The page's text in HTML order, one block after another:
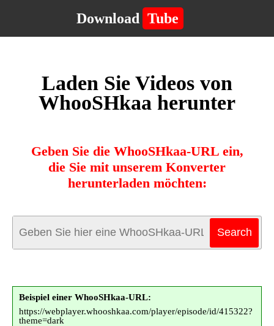
Download Tube
Laden Sie Videos von
WhooSHkaa herunter
Geben Sie die WhooSHkaa-URL ein,
die Sie mit unserem Konverter
herunterladen möchten:
Beispiel einer WhooSHkaa-URL:
https://webplayer.whooshkaa.com/player/episode/id/415322?
theme=dark